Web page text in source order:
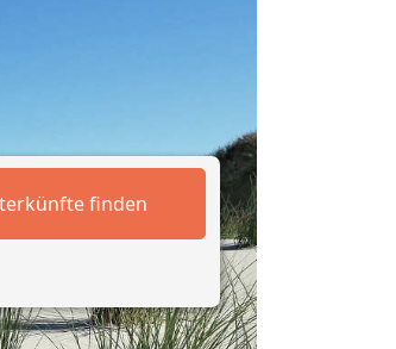
finden